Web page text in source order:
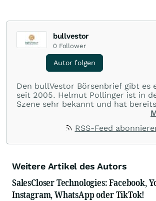
bullvestor
0 Follower
Autor folgen
Den bullVestor Börsenbrief gibt es
seit 2005. Helmut Pollinger ist in
Szene sehr bekannt und hat
Erfolgsunternehmen identifiziert.
Helmuts Expertise im Rohstoff-
Mio. kanadische Dollar) oder Exeter
Dollar).
RSS-Feed
Weitere Artikel des Autors
SalesCloser Technologies: Facebook,
Instagram, WhatsApp oder TikTok!